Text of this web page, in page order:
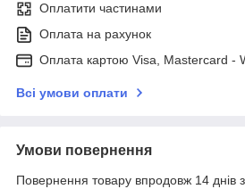
Оплатити частинами
Оплата на рахунок
Оплата картою Visa, Mastercard -
Всі умови оплати
Умови повернення
Повернення товару впродовж 14 днів